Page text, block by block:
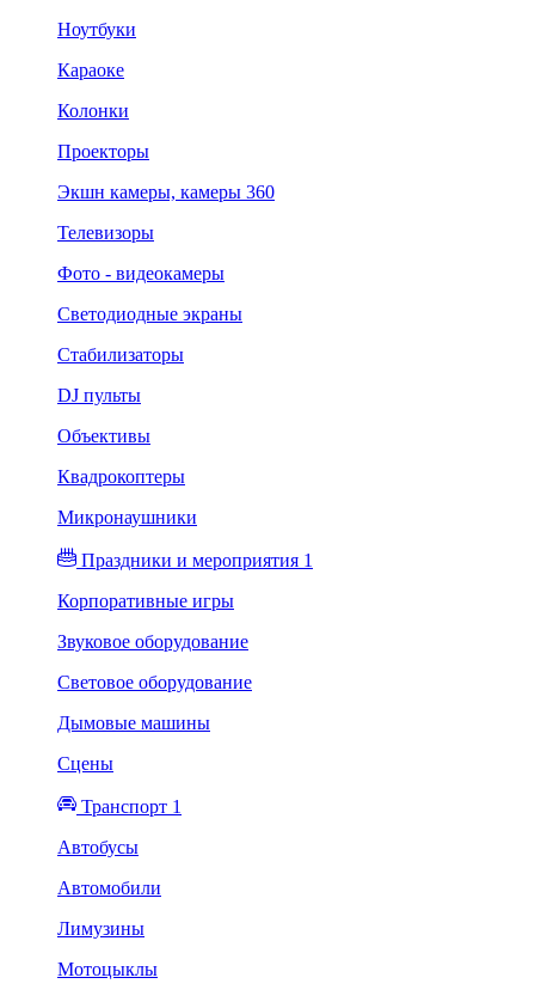
Ноутбуки
Караоке
Колонки
Проекторы
Экшн камеры, камеры 360
Телевизоры
Фото - видеокамеры
Светодиодные экраны
Стабилизаторы
DJ пульты
Объективы
Квадрокоптеры
Микронаушники
Праздники и мероприятия 1
Корпоративные игры
Звуковое оборудование
Световое оборудование
Дымовые машины
Сцены
Транспорт 1
Автобусы
Автомобили
Лимузины
Мотоцыклы